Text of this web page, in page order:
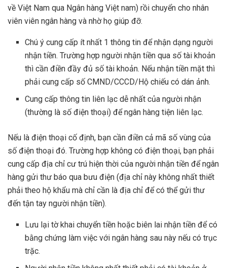
về Việt Nam qua Ngân hàng Việt nam) rồi chuyển cho nhân
viên viên ngân hàng và nhờ họ giúp đỡ.
Chú ý cung cấp ít nhất 1 thông tin để nhận dạng người
nhận tiền. Trường hợp người nhận tiền qua số tài khoản
thì cần điền đầy đủ số tài khoản. Nếu nhận tiền mặt thì
phải cung cấp số CMND/CCCD/Hộ chiếu có dán ảnh.
Cung cấp thông tin liên lạc dễ nhất của người nhận
(thường là số điện thoại) để ngân hàng tiện liên lạc.
Nếu là điện thoại cố định, bạn cần điền cả mã số vùng của
số điện thoại đó. Trường hợp không có điện thoại, bạn phải
cung cấp địa chỉ cư trú hiện thời của người nhận tiền để ngân
hàng gửi thư báo qua bưu điện (địa chỉ này không nhất thiết
phải theo hộ khẩu mà chỉ cần là địa chỉ để có thể gửi thư
đến tận tay người nhận tiền).
Lưu lại tờ khai chuyển tiền hoặc biên lai nhận tiền để có
bằng chứng làm việc với ngân hàng sau này nếu có trục
trặc.